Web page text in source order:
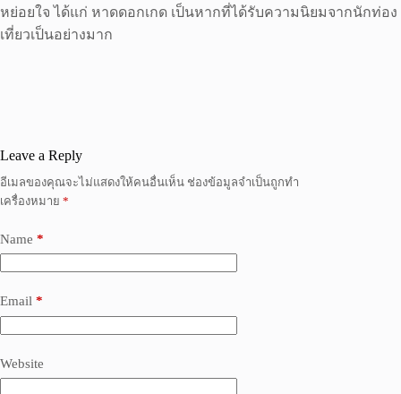
หย่อยใจ ได้แก่ หาดดอกเกด เป็นหากที่ได้รับความนิยมจากนักท่อง
เที่ยวเป็นอย่างมาก
Leave a Reply
อีเมลของคุณจะไม่แสดงให้คนอื่นเห็น ช่องข้อมูลจำเป็นถูกทำ
เครื่องหมาย *
Name *
Email *
Website